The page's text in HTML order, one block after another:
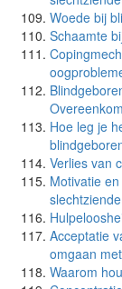
Woede bij
Schaamte
Hoe leg je
Verlies van
Motivatie
Acceptatie
omgaan
Waarom